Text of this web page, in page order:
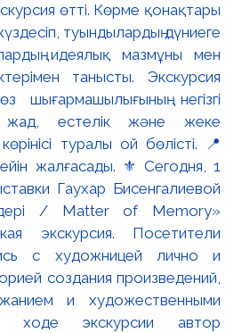
өтті. Көрме қонақтары
туындылардың дүниеге
идеялық мазмұны мен
танысты. Экскурсия
шығармашылығының негізгі
жад, естелік және жеке
туралы ой бөлісті. 📍
жалғасады. ⚜️ Сегодня, 1
Гаухар Бисенгалиевой
/ Matter of Memory»
экскурсия. Посетители
с художницей лично и
создания произведений,
и художественными
ходе экскурсии автор